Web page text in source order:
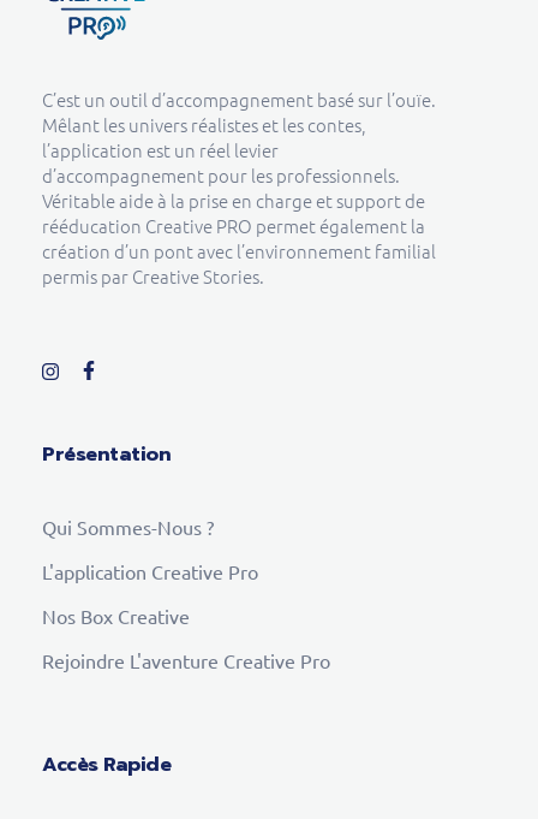
C’est un outil d’accompagnement basé sur l’ouïe.
Mêlant les univers réalistes et les contes,
l’application est un réel levier
d’accompagnement pour les professionnels.
Véritable aide à la prise en charge et support de
rééducation Creative PRO permet également la
création d’un pont avec l’environnement familial
permis par Creative Stories.
Présentation
Qui Sommes-Nous ?
L'application Creative Pro
Nos Box Creative
Rejoindre L'aventure Creative Pro
Accès Rapide